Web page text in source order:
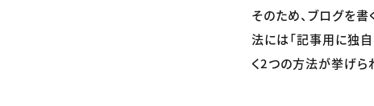
そのため、ブログを
法には「記事用に独自
く2つの方法が挙げら